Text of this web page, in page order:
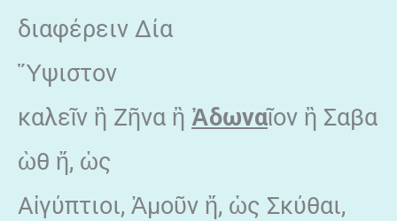
διαφέρειν Δία
Ὕψιστον
καλεῖν ἢ Ζῆνα ἢ Ἀδωναῖον ἢ Σαβα
ὼθ ἤ, ὡς
Αἰγύπτιοι, Ἀμοῦν ἤ, ὡς Σκύθαι,